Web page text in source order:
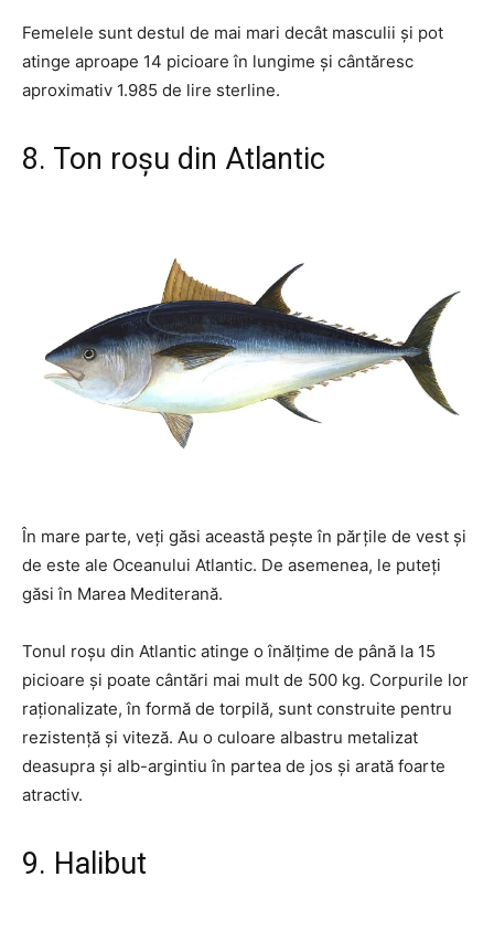
Femelele sunt destul de mai mari decât masculii și pot
atinge aproape 14 picioare în lungime și cântăresc
aproximativ 1.985 de lire sterline.
8. Ton roșu din Atlantic
În mare parte, veți găsi această pește în părțile de vest și
de este ale Oceanului Atlantic. De asemenea, le puteți
găsi în Marea Mediterană.
Tonul roșu din Atlantic atinge o înălțime de până la 15
picioare și poate cântări mai mult de 500 kg. Corpurile lor
raționalizate, în formă de torpilă, sunt construite pentru
rezistență și viteză. Au o culoare albastru metalizat
deasupra și alb-argintiu în partea de jos și arată foarte
atractiv.
9. Halibut